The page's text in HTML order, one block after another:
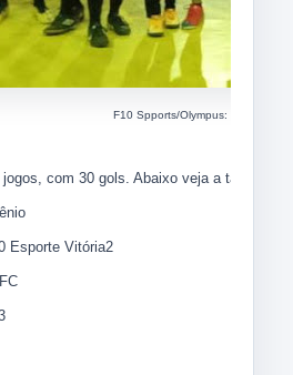
F10 Spports/Olympus: campeão
com 30 gols. Abaixo veja a tabela
Esporte Vitória2